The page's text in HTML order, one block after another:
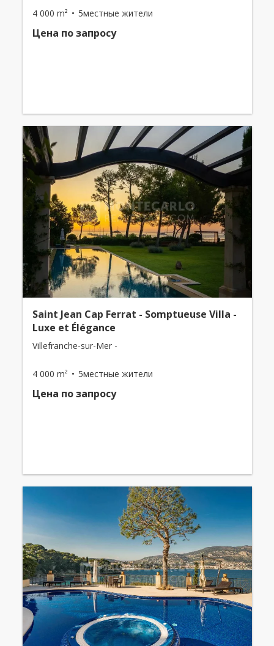
4 000 m² 5местные жители
Цена по запросу
Saint Jean Cap Ferrat - Somptueuse Villa -
Luxe et Élégance
Villefranche-sur-Mer -
4 000 m² 5местные жители
Цена по запросу